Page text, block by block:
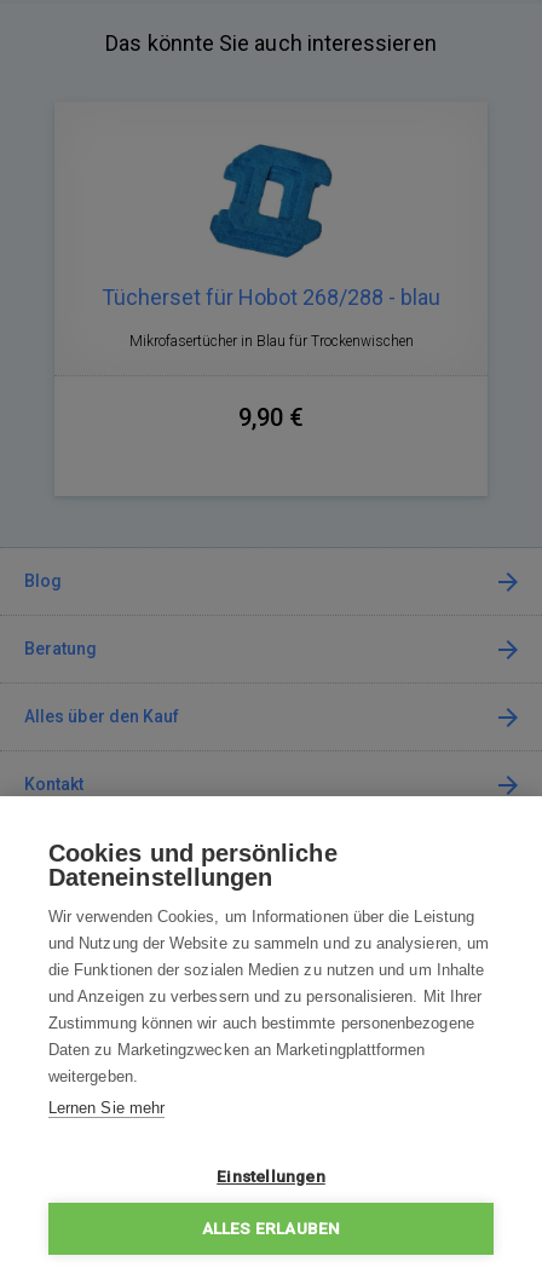
Das könnte Sie auch interessieren
Tücherset für Hobot 268/288 - blau
Mikrofasertücher in Blau für Trockenwischen
9,90 €
Blog
Beratung
Alles über den Kauf
Kontakt
Kontaktieren Sie uns
info@robotworld.de
+49 25 197 159 962 Mo-Fr 8:00—16:00 Uhr
ALLE KONTAKTE
WIDERRUFSBELEHRUNG
DATENSCHUTZERKLÄRUNG
Cookies und persönliche
Dateneinstellungen
Wir verwenden Cookies, um Informationen über die Leistung
und Nutzung der Website zu sammeln und zu analysieren, um
die Funktionen der sozialen Medien zu nutzen und um Inhalte
und Anzeigen zu verbessern und zu personalisieren. Mit Ihrer
Zustimmung können wir auch bestimmte personenbezogene
Daten zu Marketingzwecken an Marketingplattformen
weitergeben.
Lernen Sie mehr
Einstellungen
ALLES ERLAUBEN